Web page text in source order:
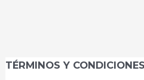
TÉRMINOS Y